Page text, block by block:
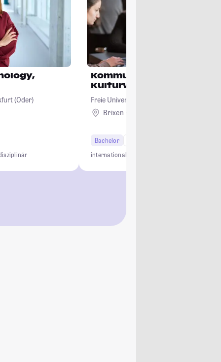
(Oder)
Kommunikations- und
Kulturwissenschaften
Freie Universität Bozen
Brixen + 1
Bachelor
international